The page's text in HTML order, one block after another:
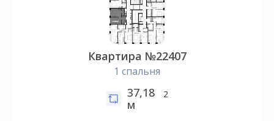
Квартира №22407
1 спальня
37,18
м
2